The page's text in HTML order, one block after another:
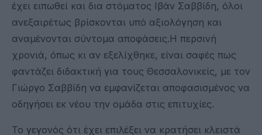
έχει ειπωθεί και δια στόματος Ιβάν Σαββίδη, όλοι
ανεξαιρέτως βρίσκονται υπό αξιολόγηση και
αναμένονται σύντομα αποφάσεις.Η περσινή
χρονιά, όπως κι αν εξελίχθηκε, είναι σαφές πως
φαντάζει διδακτική για τους Θεσσαλονικείς, με τον
Γιώργο Σαββίδη να εμφανίζεται αποφασισμένος να
οδηγήσει εκ νέου την ομάδα στις επιτυχίες.
Το γεγονός ότι έχει επιλέξει να κρατήσει κλειστά